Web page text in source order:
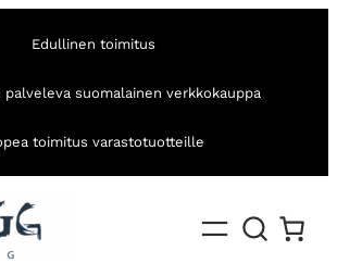
Edullinen toimitus
palveleva suomalainen verkkokauppa
toimitus varastotuotteille